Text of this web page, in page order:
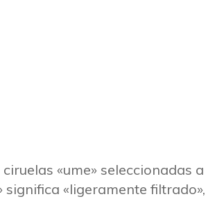
«ume» seleccionadas
«ligeramente